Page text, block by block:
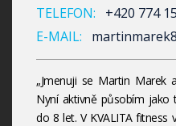
TELEFON:
+420 774
E-MAIL:
„Jmenuji se Martin Marek
Nyní aktivně působím jako
do 8 let. V KVALITA fitness